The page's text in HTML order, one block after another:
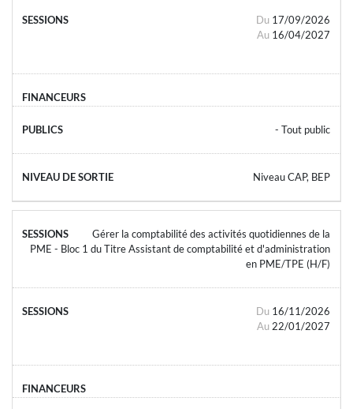
Du 17/09/2026
Au 16/04/2027
- Tout public
Niveau CAP, BEP
Gérer la comptabilité des activités quotidiennes de la
PME - Bloc 1 du Titre Assistant de comptabilité et d'administration
en PME/TPE (H/F)
Du 16/11/2026
Au 22/01/2027